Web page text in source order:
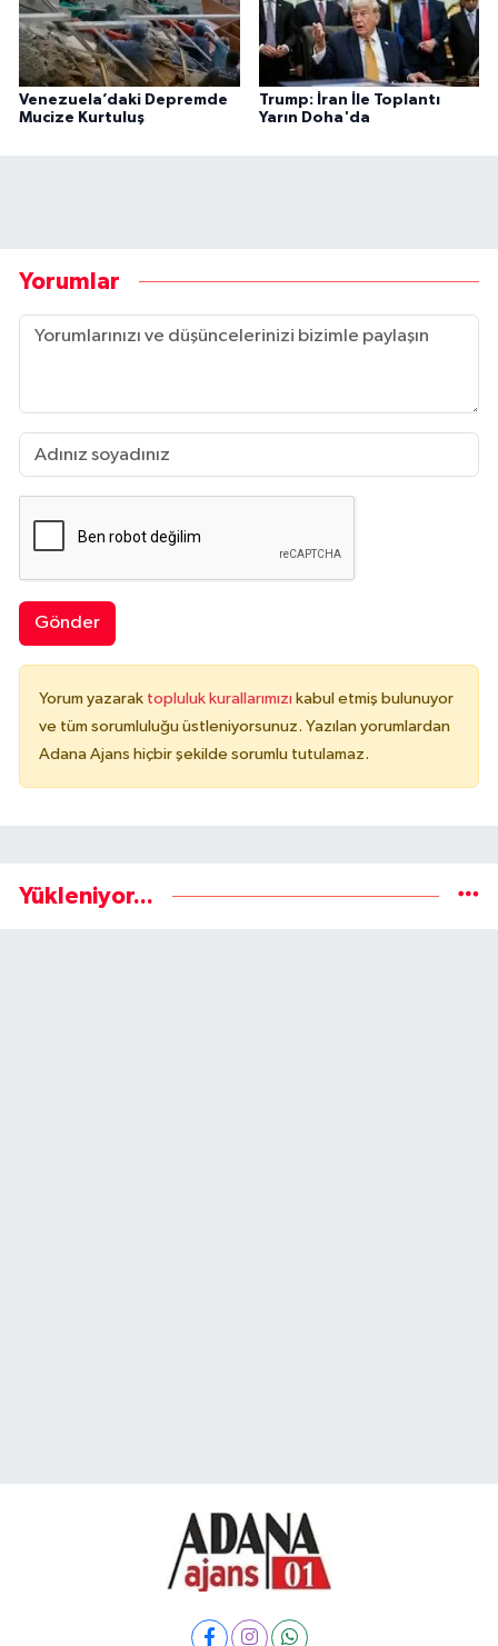
Venezuela’daki Depremde
Mucize Kurtuluş
Trump: İran İle Toplantı
Yarın Doha'da
Yorumlar
Gönder
Yorum yazarak topluluk kurallarımızı kabul etmiş bulunuyor
ve tüm sorumluluğu üstleniyorsunuz. Yazılan yorumlardan
Adana Ajans hiçbir şekilde sorumlu tutulamaz.
Yükleniyor...